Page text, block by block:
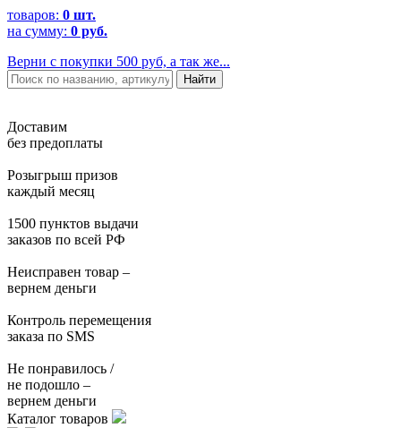
товаров: 0 шт.
на сумму: 0 руб.
Верни с покупки 500 руб, а так же...
Доставим
без предоплаты
Розыгрыш призов
каждый месяц
1500 пунктов выдачи
заказов по всей РФ
Неисправен товар –
вернем деньги
Контроль перемещения
заказа по SMS
Не понравилось /
не подошло –
вернем деньги
Каталог товаров